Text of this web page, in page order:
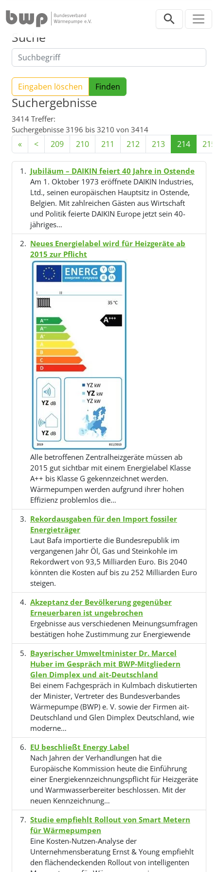
Suche
Eingaben löschen
Suchergebnisse
3414 Treffer:
Suchergebnisse 3196 bis 3210 von 3414
« < 209 210 211 212 213 214 215
Jubiläum – DAIKIN feiert 40 Jahre in Ostende
Am 1. Oktober 1973 eröffnete DAIKIN Industries,
Ltd., seinen europäischen Hauptsitz in Ostende,
Belgien. Mit zahlreichen Gästen aus Wirtschaft
und Politik feierte DAIKIN Europe jetzt sein 40-
jähriges…
Neues Energielabel wird für Heizgeräte ab
2015 zur Pflicht
Alle betroffenen Zentralheizgeräte müssen ab
2015 gut sichtbar mit einem Energielabel Klasse
A++ bis Klasse G gekennzeichnet werden.
Wärmepumpen werden aufgrund ihrer hohen
Effizienz problemlos die…
Rekordausgaben für den Import fossiler
Energieträger
Laut Bafa importierte die Bundesrepublik im
vergangenen Jahr Öl, Gas und Steinkohle im
Rekordwert von 93,5 Milliarden Euro. Bis 2040
könnten die Kosten auf bis zu 252 Milliarden Euro
steigen.
Akzeptanz der Bevölkerung gegenüber
Erneuerbaren ist ungebrochen
Ergebnisse aus verschiedenen Meinungsumfragen
bestätigen hohe Zustimmung zur Energiewende
Bayerischer Umweltminister Dr. Marcel
Huber im Gespräch mit BWP-Mitgliedern
Glen Dimplex und ait-Deutschland
Bei einem Fachgespräch in Kulmbach diskutierten
der Minister, Vertreter des Bundesverbandes
Wärmepumpe (BWP) e. V. sowie der Firmen ait-
Deutschland und Glen Dimplex Deutschland, wie
moderne…
EU beschließt Energy Label
Nach Jahren der Verhandlungen hat die
Europäische Kommission heute die Einführung
einer Energiekennzeichnungspflicht für Heizgeräte
und Warmwasserbereiter beschlossen. Mit der
neuen Kennzeichnung…
Studie empfiehlt Rollout von Smart Metern
für Wärmepumpen
Eine Kosten-Nutzen-Analyse der
Unternehmensberatung Ernst & Young empfiehlt
den flächendeckenden Rollout von intelligenten